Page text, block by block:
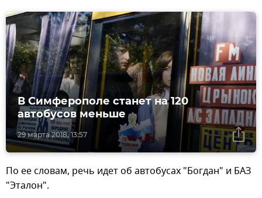
29 марта 2018, 13:57
В Симферополе станет на 120
автобусов меньше
По ее словам, речь идет об автобусах "Богдан" и БАЗ
"Эталон".